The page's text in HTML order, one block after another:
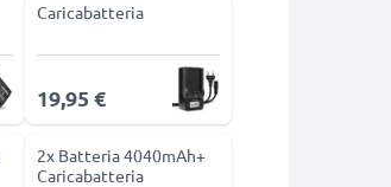
Caricabatteria
19,95 €
2x Batteria 4040mAh+
Caricabatteria